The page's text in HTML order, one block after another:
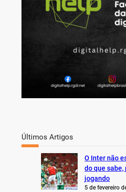
Últimos Artigos
O Inter não
do que
jogando
5 de fevereiro